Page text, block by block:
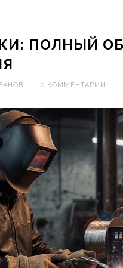
ПОЛНЫЙ
— 0 КОММЕНТАРИИ